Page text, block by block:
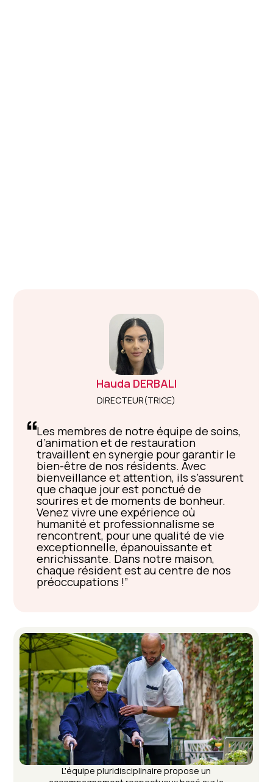
Hauda DERBALI
DIRECTEUR(TRICE)
Les membres de notre équipe de soins,
d’animation et de restauration
travaillent en synergie pour garantir le
bien-être de nos résidents. Avec
bienveillance et attention, ils s’assurent
que chaque jour est ponctué de
sourires et de moments de bonheur.
Venez vivre une expérience où
humanité et professionnalisme se
rencontrent, pour une qualité de vie
exceptionnelle, épanouissante et
enrichissante. Dans notre maison,
chaque résident est au centre de nos
préoccupations !
L'équipe pluridisciplinaire propose un